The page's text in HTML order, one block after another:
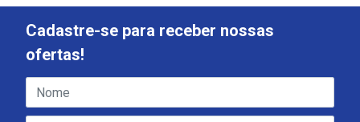
Cadastre-se para receber nossas
ofertas!